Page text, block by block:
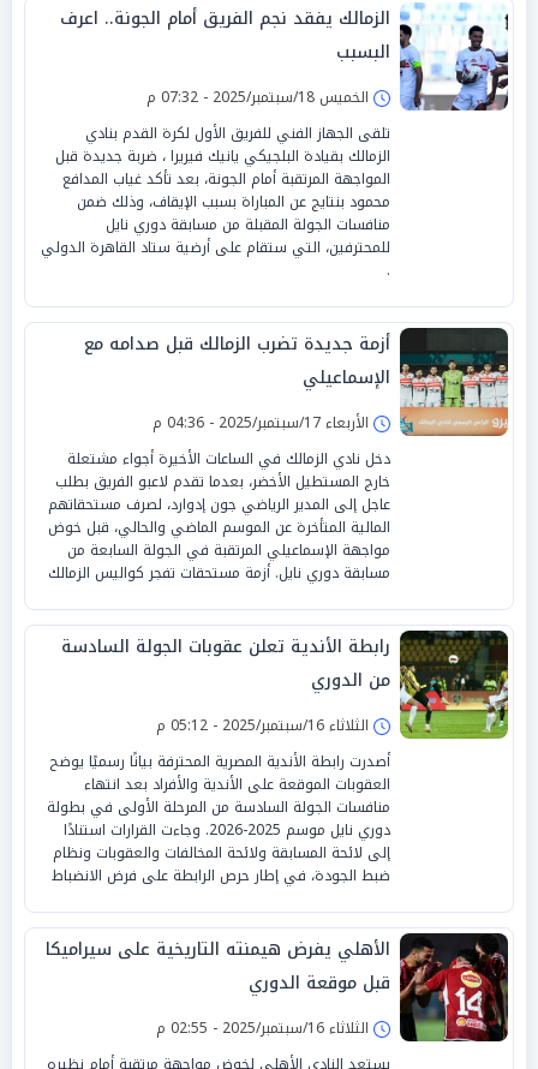
الزمالك يفقد نجم الفريق أمام الجونة.. اعرف
البسبب
الخميس 18/سبتمبر/2025 - 07:32 م
تلقى الجهاز الفني للفريق الأول لكرة القدم بنادي
الزمالك بقيادة البلجيكي يانيك فيريرا ، ضربة جديدة قبل
المواجهة المرتقبة أمام الجونة، بعد تأكد غياب المدافع
محمود بنتايج عن المباراة بسبب الإيقاف، وذلك ضمن
منافسات الجولة المقبلة من مسابقة دوري نايل
للمحترفين، التي ستقام على أرضية ستاد القاهرة الدولي
.
أزمة جديدة تضرب الزمالك قبل صدامه مع
الإسماعيلي
الأربعاء 17/سبتمبر/2025 - 04:36 م
دخل نادي الزمالك في الساعات الأخيرة أجواء مشتعلة
خارج المستطيل الأخضر، بعدما تقدم لاعبو الفريق بطلب
عاجل إلى المدير الرياضي جون إدوارد، لصرف مستحقاتهم
المالية المتأخرة عن الموسم الماضي والحالي، قبل خوض
مواجهة الإسماعيلي المرتقبة في الجولة السابعة من
مسابقة دوري نايل. أزمة مستحقات تفجر كواليس الزمالك
رابطة الأندية تعلن عقوبات الجولة السادسة
من الدوري
الثلاثاء 16/سبتمبر/2025 - 05:12 م
أصدرت رابطة الأندية المصرية المحترفة بيانًا رسميًا يوضح
العقوبات الموقعة على الأندية والأفراد بعد انتهاء
منافسات الجولة السادسة من المرحلة الأولى في بطولة
دوري نايل موسم 2025-2026. وجاءت القرارات استنادًا
إلى لائحة المسابقة ولائحة المخالفات والعقوبات ونظام
ضبط الجودة، في إطار حرص الرابطة على فرض الانضباط
الأهلي يفرض هيمنته التاريخية على سيراميكا
قبل موقعة الدوري
الثلاثاء 16/سبتمبر/2025 - 02:55 م